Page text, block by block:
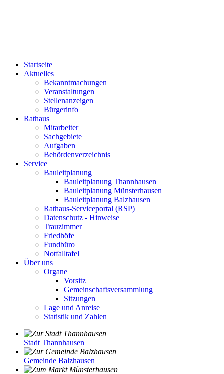
Startseite
Aktuelles
Bekanntmachungen
Veranstaltungen
Stellenanzeigen
Bürgerinfo
Rathaus
Mitarbeiter
Sachgebiete
Aufgaben
Behördenverzeichnis
Service
Bauleitplanung
Bauleitplanung Thannhausen
Bauleitplanung Münsterhausen
Bauleitplanung Balzhausen
Rathaus-Serviceportal (RSP)
Datenschutz - Hinweise
Trauzimmer
Friedhöfe
Fundbüro
Notfalltafel
Über uns
Organe
Vorsitz
Gemeinschaftsversammlung
Sitzungen
Lage und Anreise
Statistik und Zahlen
Stadt Thannhausen
Gemeinde Balzhausen